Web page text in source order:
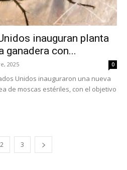
inauguran planta
ganadera con...
2025 0
Unidos inauguraron una nueva
de moscas estériles, con el objetivo
2 3